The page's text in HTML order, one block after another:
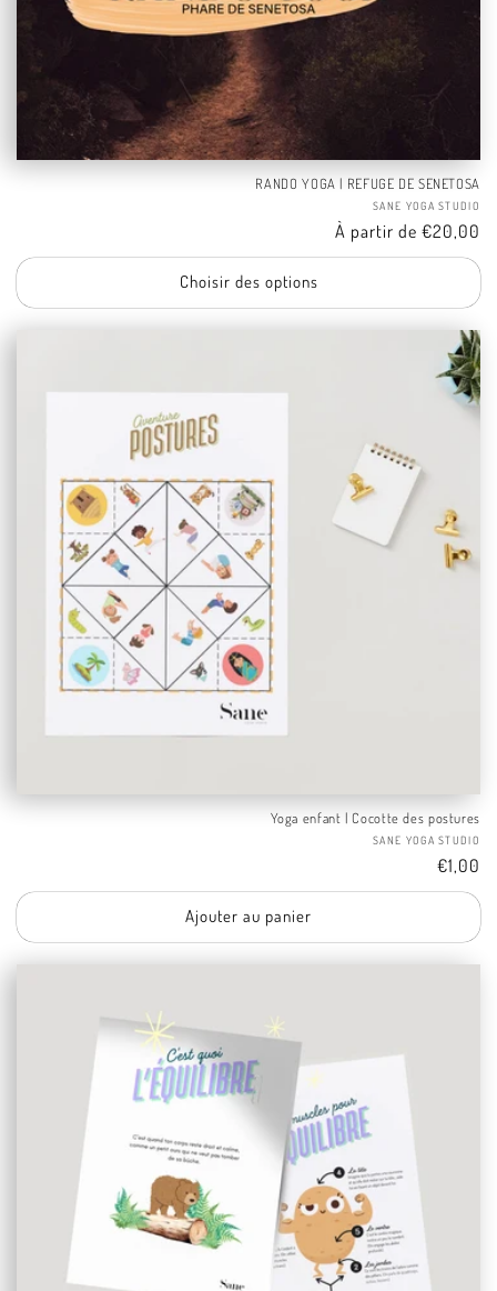
RANDO YOGA | REFUGE DE SENETOSA
SANE YOGA STUDIO
Tarif
À partir de €20,00
Choisir des options
Yoga enfant | Cocotte des postures
SANE YOGA STUDIO
Tarif
€1,00
Ajouter au panier